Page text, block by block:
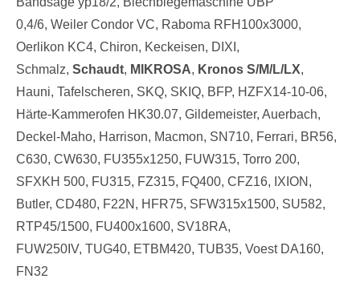
0,4/6, Weiler Condor VC, Raboma RFH100x3000,
Oerlikon KC4, Chiron, Keckeisen, DIXI,
Schmalz, Schaudt, MIKROSA, Kronos S/M/L/LX,
Hauni, Tafelscheren, SKQ, SKIQ, BFP, HZFX14-10-06,
Härte-Kammerofen HK30.07, Gildemeister, Auerbach,
Deckel-Maho, Harrison, Macmon, SN710, Ferrari, BR56,
C630, CW630, FU355x1250, FUW315, Torro 200,
SFXKH 500, FU315, FZ315, FQ400, CFZ16, IXION,
Butler, CD480, F22N, HFR75, SFW315x1500, SU582,
RTP45/1500, FU400x1600, SV18RA,
FUW250IV, TUG40, ETBM420, TUB35, Voest DA160,
FN32